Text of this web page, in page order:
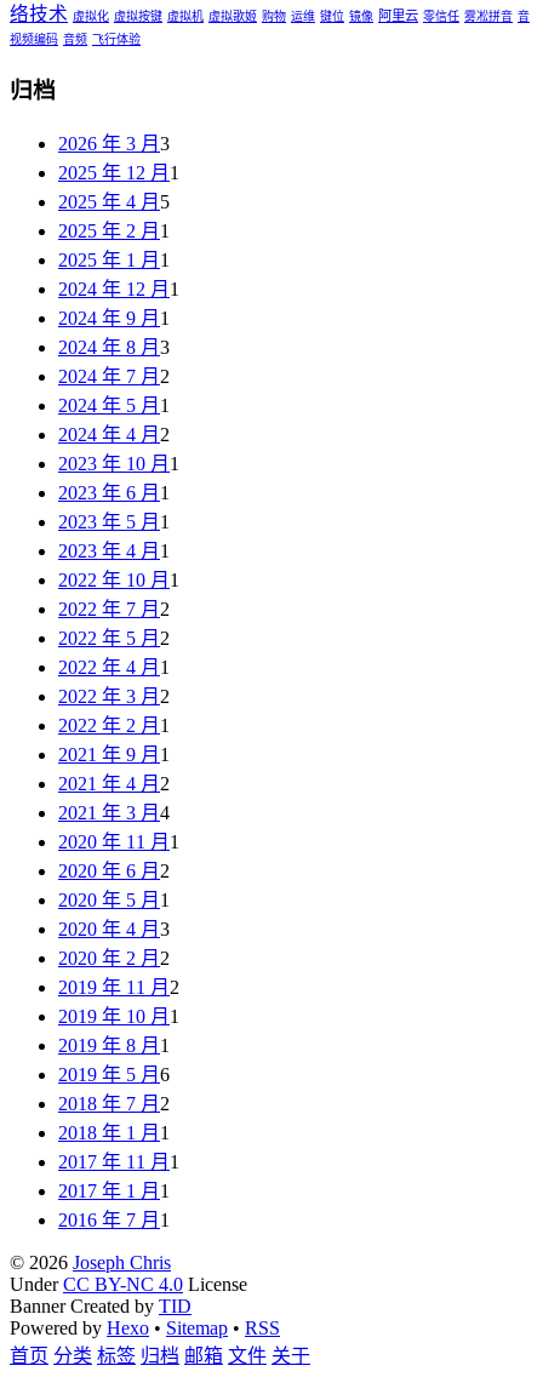
络技术 虚拟化 虚拟按键 虚拟机 虚拟歌姬 购物 运维 键位 镜像 阿里云 零信任 雾凇拼音 音
视频编码 音频 飞行体验
归档
2026 年 3 月 3
2025 年 12 月 1
2025 年 4 月 5
2025 年 2 月 1
2025 年 1 月 1
2024 年 12 月 1
2024 年 9 月 1
2024 年 8 月 3
2024 年 7 月 2
2024 年 5 月 1
2024 年 4 月 2
2023 年 10 月 1
2023 年 6 月 1
2023 年 5 月 1
2023 年 4 月 1
2022 年 10 月 1
2022 年 7 月 2
2022 年 5 月 2
2022 年 4 月 1
2022 年 3 月 2
2022 年 2 月 1
2021 年 9 月 1
2021 年 4 月 2
2021 年 3 月 4
2020 年 11 月 1
2020 年 6 月 2
2020 年 5 月 1
2020 年 4 月 3
2020 年 2 月 2
2019 年 11 月 2
2019 年 10 月 1
2019 年 8 月 1
2019 年 5 月 6
2018 年 7 月 2
2018 年 1 月 1
2017 年 11 月 1
2017 年 1 月 1
2016 年 7 月 1
© 2026 Joseph Chris
UnderCC BY-NC 4.0 License
Banner Created by TID
Powered by Hexo • Sitemap • RSS
首页 分类 标签 归档 邮箱 文件 关于